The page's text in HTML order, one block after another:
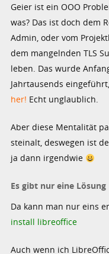
Geier ist ein OOO
was? Das ist doch dem
Admin, oder vom
dem mangelnden TLS
leben. Das wurde
Jahrtausends eingeführt,
her! Echt unglaublich.
Aber diese Mentalität
steinalt, deswegen ist
ja dann irgendwie
Es gibt nur eine Lösung
Da kann man nur eins
install libreoffice
Auch wenn ich